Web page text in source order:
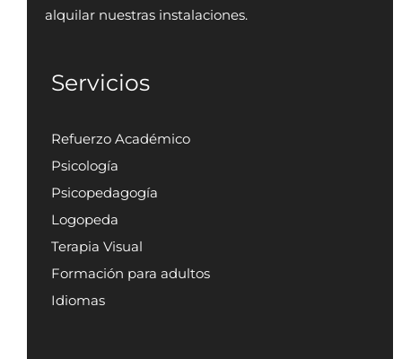
alquilar nuestras instalaciones.
Servicios
Refuerzo Académico
Psicología
Psicopedagogía
Logopeda
Terapia Visual
Formación para adultos
Idiomas